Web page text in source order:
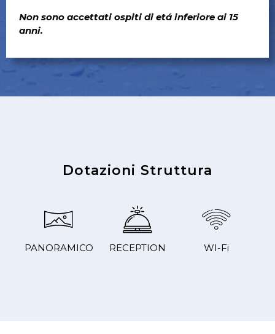
Non sono accettati ospiti di etá inferiore ai 15
anni.
Dotazioni Struttura
PANORAMICO RECEPTION WI-Fi